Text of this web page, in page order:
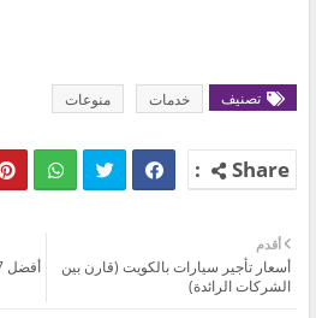
تصنيف خدمات منوعات
أقدم
‏أسعار تأجير سيارات بالكويت (قارن بين
الشركات الرائدة)